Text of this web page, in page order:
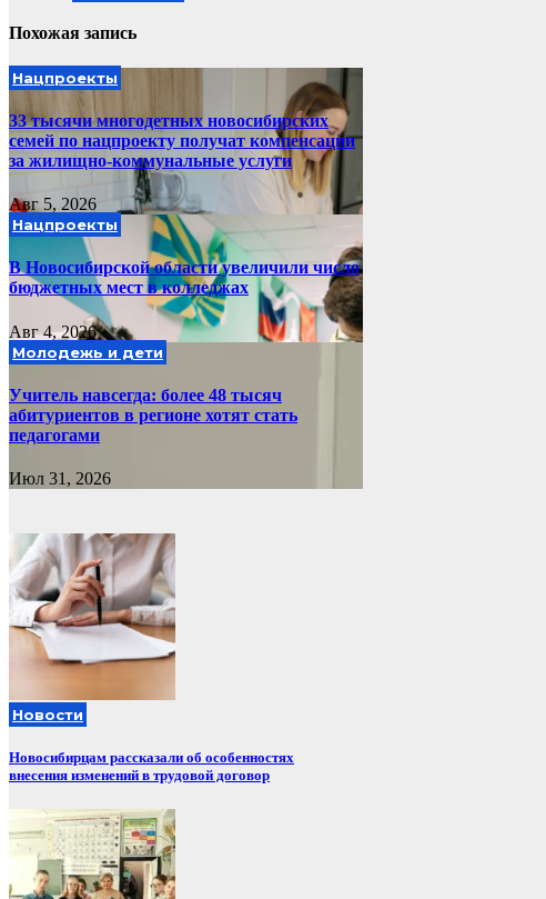
Похожая запись
Нацпроекты
33 тысячи многодетных новосибирских
семей по нацпроекту получат компенсации
за жилищно-коммунальные услуги
Авг 5, 2026
Нацпроекты
В Новосибирской области увеличили число
бюджетных мест в колледжах
Авг 4, 2026
Молодежь и дети
Учитель навсегда: более 48 тысяч
абитуриентов в регионе хотят стать
педагогами
Июл 31, 2026
Новости
Новосибирцам рассказали об особенностях
внесения изменений в трудовой договор